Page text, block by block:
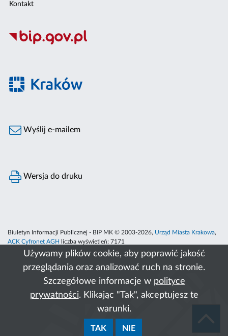
Używamy plików cookie, aby poprawić jakość
przeglądania oraz analizować ruch na stronie.
Szczegółowe informacje w polityce
prywatności. Klikając "Tak", akceptujesz te
warunki.
TAK NIE
Kontakt
Wyślij e-mailem
Wersja do druku
Biuletyn Informacji Publicznej - BIP MK © 2003-2026, Urząd Miasta Krakowa,
ACK Cyfronet AGH
liczba wyświetleń: 7171